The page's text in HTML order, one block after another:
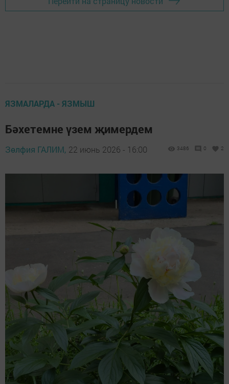
ЯЗМАЛАРДА - ЯЗМЫШ
Бәхетемне үзем җимердем
Зөлфия ГАЛИМ, 22 июнь 2026 - 16:00 3486 0 2